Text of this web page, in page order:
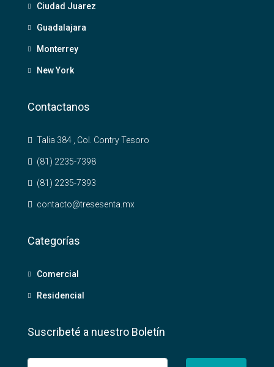
Ciudad Juarez
Guadalajara
Monterrey
New York
Contactanos
Talia 384 , Col. Contry Tesoro
(81) 2235-7398
(81) 2235-7393
contacto@tresesenta.mx
Categorías
Comercial
Residencial
Suscribeté a nuestro Boletín